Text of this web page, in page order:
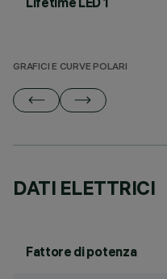
GRAFICI E CURVE POLARI
DATI ELETTRICI
Fattore di potenza